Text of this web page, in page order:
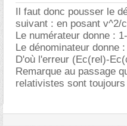
Il faut donc pousser le
suivant : en posant v^2/
Le numérateur donne :
Le dénominateur donne
D'où l'erreur (Ec(rel)-
Remarque au passage
relativistes sont